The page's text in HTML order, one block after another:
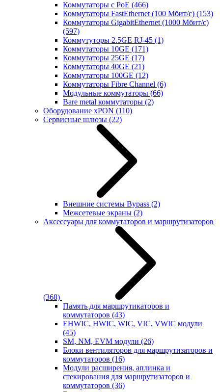
Коммутаторы с PoE (466)
Коммутаторы FastEthernet (100 Мбит/с) (153)
Коммутаторы GigabitEthernet (1000 Мбит/с)
(597)
Коммутуторы 2.5GE RJ-45 (1)
Коммутаторы 10GE (171)
Коммутаторы 25GE (17)
Коммутаторы 40GE (21)
Коммутаторы 100GE (12)
Коммутаторы Fibre Channel (6)
Модульные коммутаторы (66)
Bare metal коммутаторы (2)
Оборудование xPON (110)
Сервисные шлюзы (22)
Внешние системы Bypass (2)
Межсетевые экраны (2)
Аксессуары для коммутаторов и маршрутизаторов
(368)
Память для маршрутикаторов и
коммутаторов (43)
EHWIC, HWIC, WIC, VIC, VWIC модули
(45)
SM, NM, EVM модули (26)
Блоки вентиляторов для маршрутизаторов и
коммутаторов (16)
Модули расширения, аплинка и
стекирования для маршрутизаторов и
коммутаторов (36)